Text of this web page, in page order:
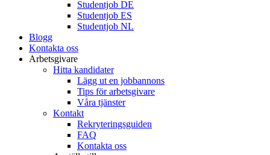
Studentjob DE
Studentjob ES
Studentjob NL
Blogg
Kontakta oss
Arbetsgivare
Hitta kandidater
Lägg ut en jobbannons
Tips för arbetsgivare
Våra tjänster
Kontakt
Rekryteringsguiden
FAQ
Kontakta oss